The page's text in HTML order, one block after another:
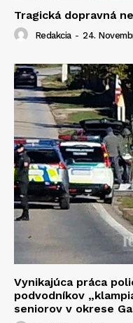
Tragická dopravná
Redakcia - 24.
Vynikajúca práca
podvodníkov
seniorov v okrese